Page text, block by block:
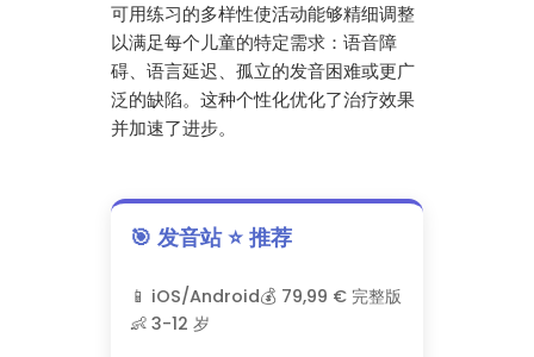
可用练习的多样性使活动能够精细调整
以满足每个儿童的特定需求：语音障
碍、语言延迟、孤立的发音困难或更广
泛的缺陷。这种个性化优化了治疗效果
并加速了进步。
🎯 发音站 ⭐ 推荐
📱 iOS/Android💰 79,99 € 完整版
👶 3-12 岁